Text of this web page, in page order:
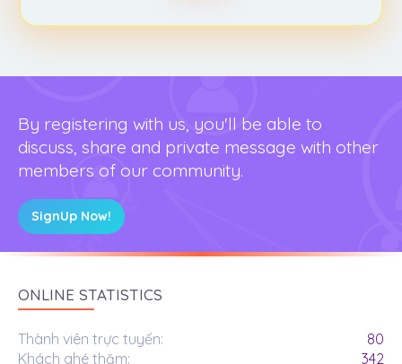
By registering with us, you'll be able to
discuss, share and private message with other
members of our community.
SignUp Now!
ONLINE STATISTICS
Thành viên trực tuyến
80
Khách ghé thăm
342